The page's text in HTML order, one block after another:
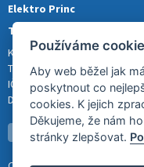
Elektro Princ
Tomáš Princ
Krkonošská 290, 46841
Tel.: 773 880 988
IČ: 01153731
DIČ: CZ8007202522
Používáme
Aby web běžel jak
poskytnout co
cookies. K jejich
Děkujeme, že nám
stránky zlepšovat.